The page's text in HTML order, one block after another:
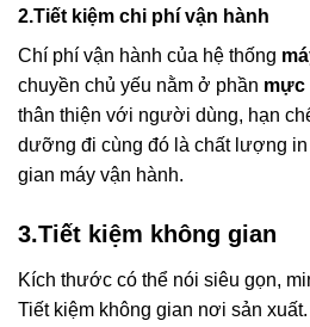
2.Tiết kiệm chi phí vận hành
Chí phí vận hành của hệ thống
chuyền chủ yếu nằm ở phần mực
thân thiện với người dùng, hạn
dưỡng đi cùng đó là chất lượng in
gian máy vận hành.
3.Tiết kiệm không gian
Kích thước có thể nói siêu gọn,
Tiết kiệm không gian nơi sản